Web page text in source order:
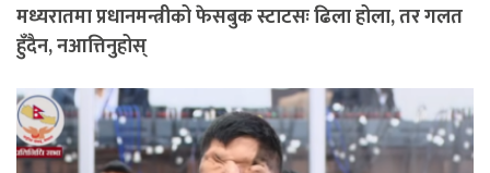
मध्यरातमा प्रधानमन्त्रीको फेसबुक स्टाटसः ढिला होला, तर गलत
हुँदैन, नआत्तिनुहोस्